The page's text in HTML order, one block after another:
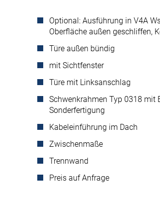
Optional: Ausführung in V4A
Oberfläche außen geschliffen,
Türe außen bündig
mit Sichtfenster
Türe mit Linksanschlag
Schwenkrahmen Typ 0318 mit
Sonderfertigung
Kabeleinführung im Dach
Zwischenmaße
Trennwand
Preis auf Anfrage